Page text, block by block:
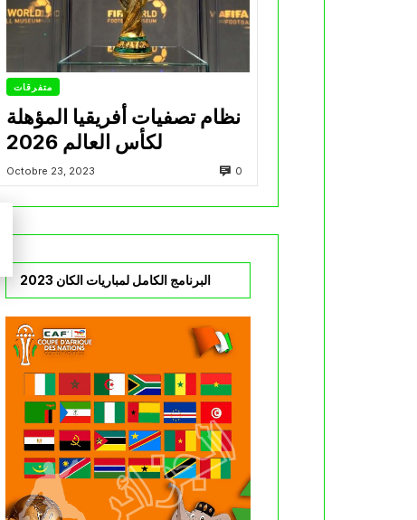
متفرقات
نظام تصفيات أفريقيا المؤهلة
لكأس العالم 2026
Octobre 23, 2023 0
البرنامج الكامل لمباريات الكان 2023